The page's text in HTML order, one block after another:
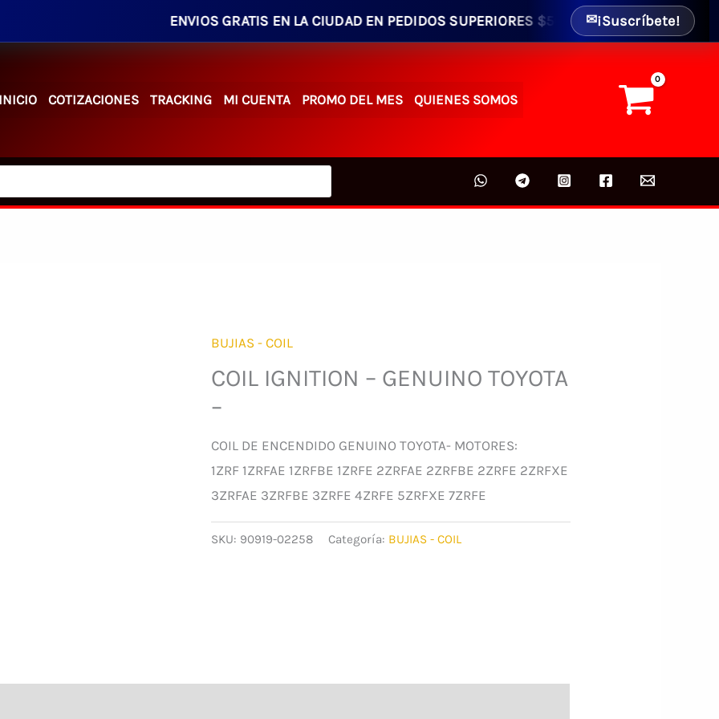
ENVIOS GRATIS EN LA CIUDAD EN PEDIDOS SUPERIORES $50.00 - ENVIO GRATIS AL
✉¡Suscríbete!
INICIO COTIZACIONES TRACKING MI CUENTA PROMO DEL MES QUIENES SOMOS
BUJIAS - COIL
COIL IGNITION – GENUINO TOYOTA
–
COIL DE ENCENDIDO GENUINO TOYOTA- MOTORES:
1ZRF 1ZRFAE 1ZRFBE 1ZRFE 2ZRFAE 2ZRFBE 2ZRFE 2ZRFXE
3ZRFAE 3ZRFBE 3ZRFE 4ZRFE 5ZRFXE 7ZRFE
SKU: 90919-02258 Categoría: BUJIAS - COIL